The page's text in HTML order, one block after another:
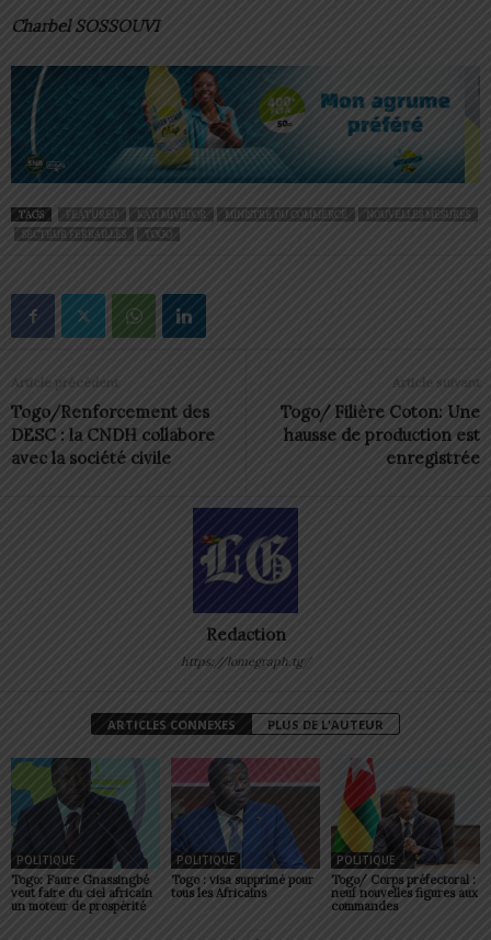
Charbel SOSSOUVI
TAGS FEATURED KAYI MIVEDOR MINISTRE DU COMMERCE
NOUVELLES MESURES
SECTEUR FERRAILLES
TOGO
Article précédent
Togo/Renforcement des
DESC : la CNDH collabore
avec la société civile
Article suivant
Togo/ Filière Coton: Une
hausse de production est
enregistrée
Redaction
https://lomegraph.tg/
ARTICLES CONNEXES PLUS DE L'AUTEUR
POLITIQUE
Togo: Faure Gnassingbé
veut faire du ciel africain
un moteur de prospérité
POLITIQUE
Togo : visa supprimé pour
tous les Africains
POLITIQUE
Togo/ Corps préfectoral :
neuf nouvelles figures aux
commandes